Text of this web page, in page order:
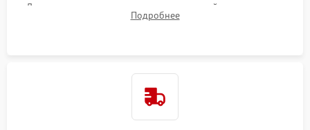
Диагностика термоэлектрических модулей, радиаторов и
кулеров на предмет перегрева или выхода из строя.
Подробнее